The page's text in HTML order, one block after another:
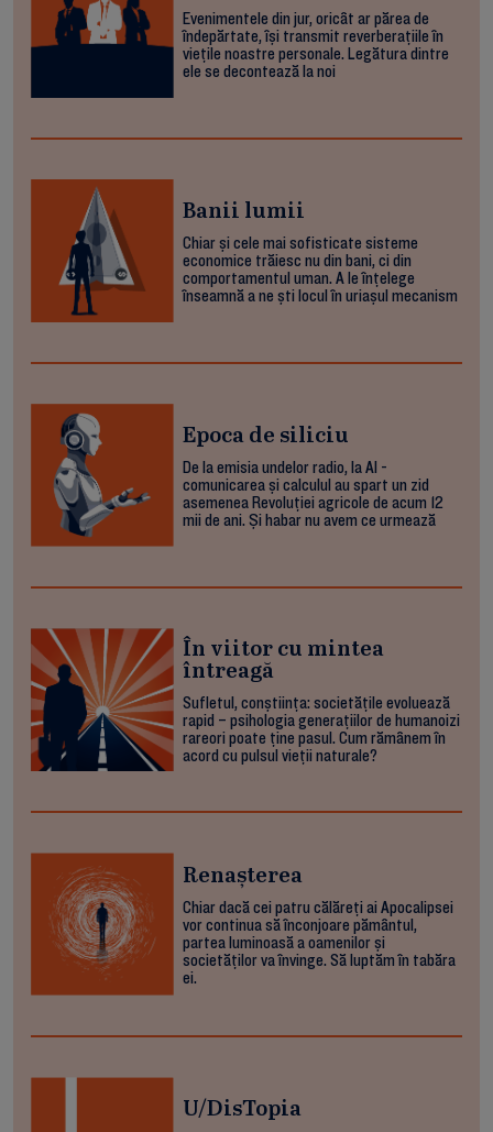
Evenimentele din jur, oricât ar părea de
îndepărtate, își transmit reverberațiile în
viețile noastre personale. Legătura dintre
ele se decontează la noi
Banii lumii
Chiar și cele mai sofisticate sisteme
economice trăiesc nu din bani, ci din
comportamentul uman. A le înțelege
înseamnă a ne ști locul în uriașul mecanism
Epoca de siliciu
De la emisia undelor radio, la AI -
comunicarea și calculul au spart un zid
asemenea Revoluției agricole de acum 12
mii de ani. Și habar nu avem ce urmează
În viitor cu mintea
întreagă
Sufletul, conștiința: societățile evoluează
rapid – psihologia generațiilor de humanoizi
rareori poate ține pasul. Cum rămânem în
acord cu pulsul vieții naturale?
Renașterea
Chiar dacă cei patru călăreți ai Apocalipsei
vor continua să înconjoare pământul,
partea luminoasă a oamenilor și
societăților va învinge. Să luptăm în tabăra
ei.
U/DisTopia